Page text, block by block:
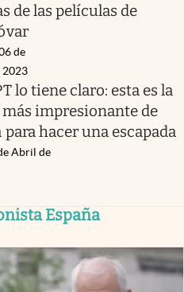
de las películas de
de
2023
lo tiene claro: esta es la
impresionante de
para hacer una escapada
Abril de
España